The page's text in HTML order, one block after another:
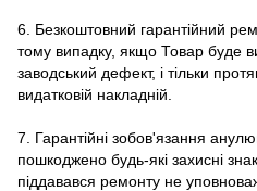
6. Безкоштовний гарантійний
тому випадку, якщо Товар буде
заводський дефект, і тільки
видатковій накладній.
7. Гарантійні зобов'язання
пошкоджено будь-які захисні
піддавався ремонту не